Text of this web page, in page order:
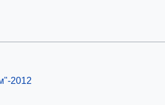
2012